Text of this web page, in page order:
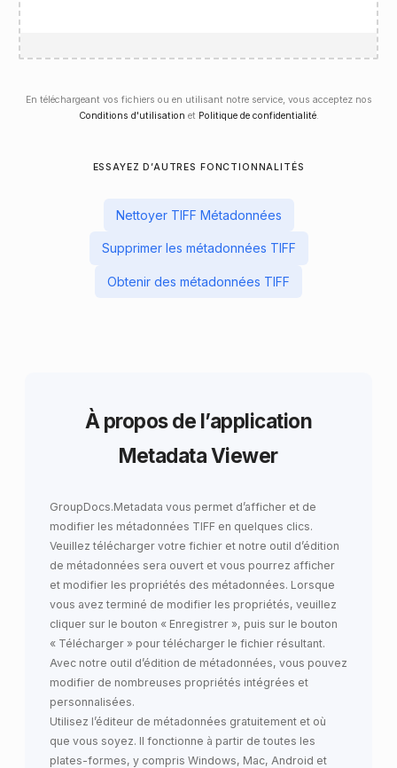
En téléchargeant vos fichiers ou en utilisant notre service, vous acceptez nos
Conditions d'utilisation et Politique de confidentialité.
ESSAYEZ D’AUTRES FONCTIONNALITÉS
Nettoyer TIFF Métadonnées
Supprimer les métadonnées TIFF
Obtenir des métadonnées TIFF
À propos de l’application
Metadata Viewer
GroupDocs.Metadata vous permet d’afficher et de
modifier les métadonnées TIFF en quelques clics.
Veuillez télécharger votre fichier et notre outil d’édition
de métadonnées sera ouvert et vous pourrez afficher
et modifier les propriétés des métadonnées. Lorsque
vous avez terminé de modifier les propriétés, veuillez
cliquer sur le bouton « Enregistrer », puis sur le bouton
« Télécharger » pour télécharger le fichier résultant.
Avec notre outil d’édition de métadonnées, vous pouvez
modifier de nombreuses propriétés intégrées et
personnalisées.
Utilisez l’éditeur de métadonnées gratuitement et où
que vous soyez. Il fonctionne à partir de toutes les
plates-formes, y compris Windows, Mac, Android et